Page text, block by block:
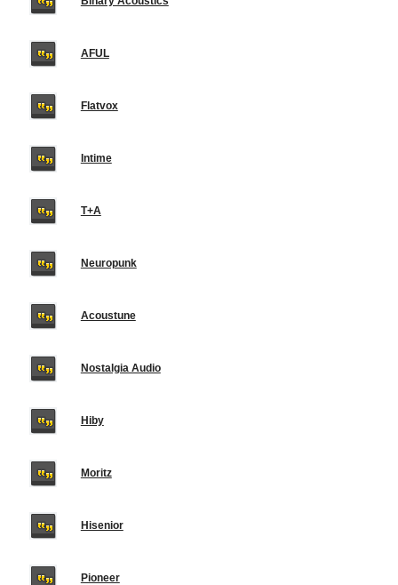
AFUL
Flatvox
Intime
T+A
Neuropunk
Acoustune
Nostalgia Audio
Hiby
Moritz
Hisenior
Pioneer